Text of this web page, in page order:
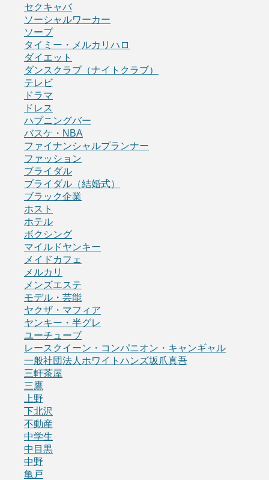
セクキャバ
ソーシャルワーカー
ソープ
タイミー・メルカリハロ
ダイエット
ダンスクラブ（ナイトクラブ）
テレビ
ドラマ
ドレス
ハプニングバー
バスケ・NBA
ファイナンシャルプランナー
ファッション
ブライダル
ブライダル（結婚式）
ブラック企業
ホスト
ホテル
ボクシング
マイルドヤンキー
メイドカフェ
メルカリ
メンズエステ
モデル・芸能
ヤクザ・マフィア
ヤンキー・半グレ
ユーチューブ
レースクイーン・コンパニオン・キャンギャル
一般社団法人ホワイトハンズ坂爪真吾
三軒茶屋
三鷹
上野
下北沢
不動産
中学生
中目黒
中野
亀戸